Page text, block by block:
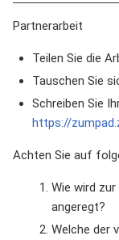
Partnerarbeit
Teilen Sie die
Tauschen Sie
Schreiben Sie
https://
Achten Sie auf
Wie wird
angeregt?
Welche der